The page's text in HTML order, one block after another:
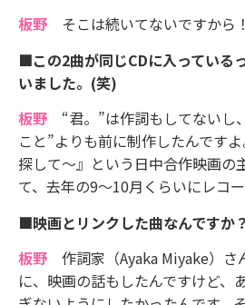
板野 そこは続いてないですから
■この2曲が同じCDに入っている
いました。(笑)
板野 “君。”は作詞もしてないし
こと”よりも前に制作したんです
探して～』という日中合作映画の
て、去年の9～10月くらいにレコ
■映画とリンクした曲なんですか？
板野 作詞家（Ayaka Miyake）さ
に、映画の話もしたんですけど、